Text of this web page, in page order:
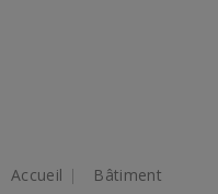
Accueil Bâtiment